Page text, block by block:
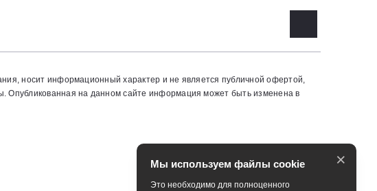
носит информационный характер и не является публичной офертой,
на данном сайте информация может быть изменена в
Мы используем файлы cookie
Это необходимо для полноценного
×